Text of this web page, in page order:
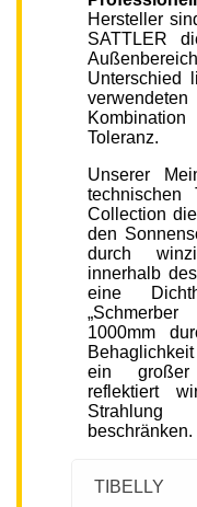
Hersteller
SATTLER
Unterschied
Toleranz.
Unserer
Collection
den
durch
innerhalb
eine
1000mm
ein großer
reflektiert
beschränken.
TIBELLY